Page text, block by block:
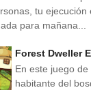
tu ejecución
para mañana...
Forest Dweller
En este juego
habitante del